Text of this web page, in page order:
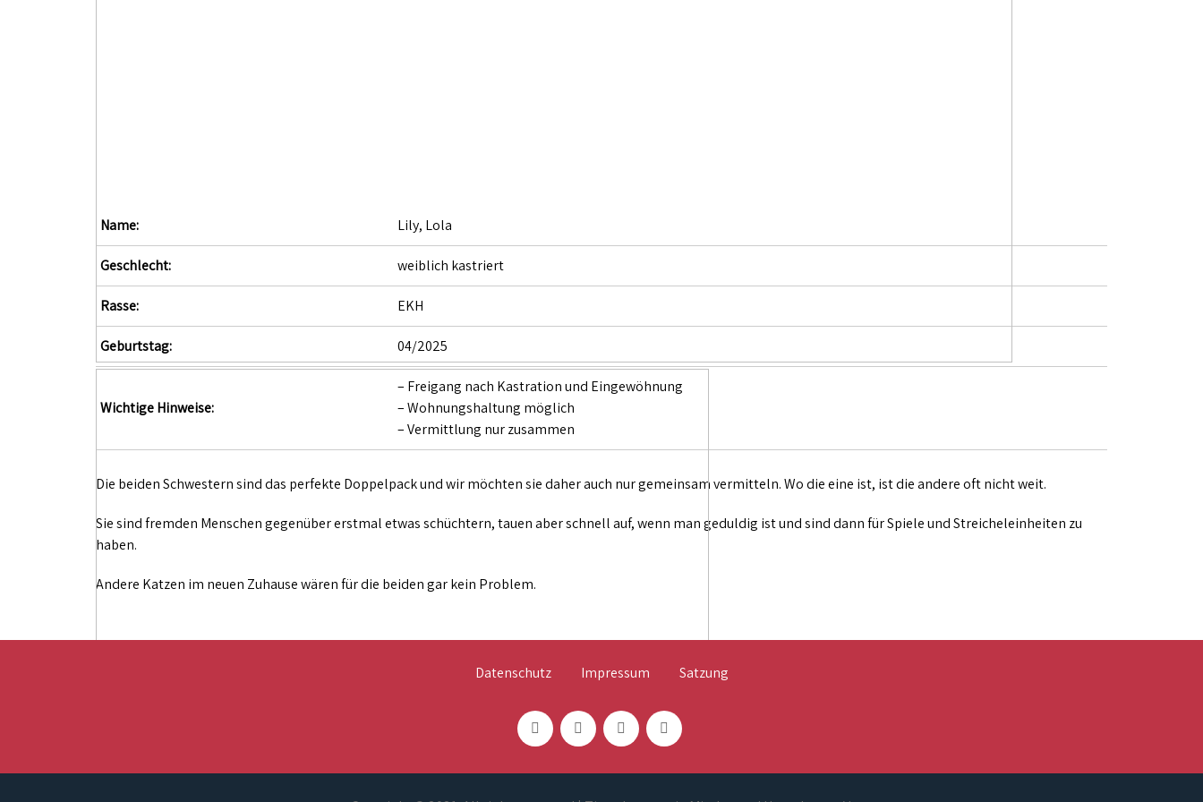
Name: Lily, Lola
Geschlecht: weiblich kastriert
Rasse: EKH
Geburtstag: 04/2025
Wichtige Hinweise:
– Freigang nach Kastration und Eingewöhnung
– Wohnungshaltung möglich
– Vermittlung nur zusammen
Die beiden Schwestern sind das perfekte Doppelpack und wir möchten sie daher auch nur gemeinsam vermitteln. Wo die eine ist, ist die andere oft nicht weit.
Sie sind fremden Menschen gegenüber erstmal etwas schüchtern, tauen aber schnell auf, wenn man geduldig ist und sind dann für Spiele und Streicheleinheiten zu
haben.
Andere Katzen im neuen Zuhause wären für die beiden gar kein Problem.
Datenschutz Impressum Satzung